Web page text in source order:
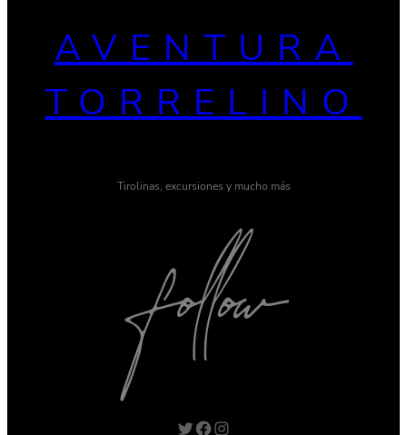
AVENTURA
TORRELINO
Tirolinas, excursiones y mucho más
Twitter Facebook Instagram